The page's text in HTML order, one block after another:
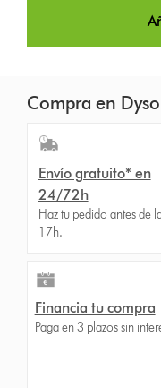
Compra en
Envío gratuito* en
24/72h
Haz tu pedido antes de
17h.
Financia tu compra
Paga en 3 plazos sin